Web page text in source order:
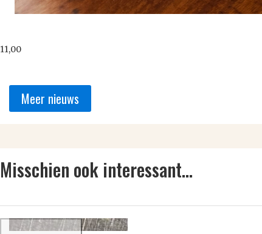
11,00
Meer nieuws
Misschien ook interessant...